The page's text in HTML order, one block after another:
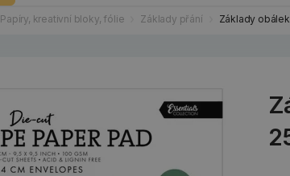
Papíry, kreativní bloky, fólie Základy přání Základy